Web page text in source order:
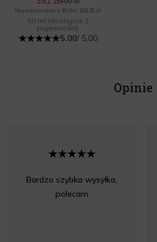
Najniższa cena z 30 dni: 304,20 zł
50 ml (dostępne 2
pojemności)
5.00/ 5.00
Opinie
Bardzo szybka wysyłka,
polecam